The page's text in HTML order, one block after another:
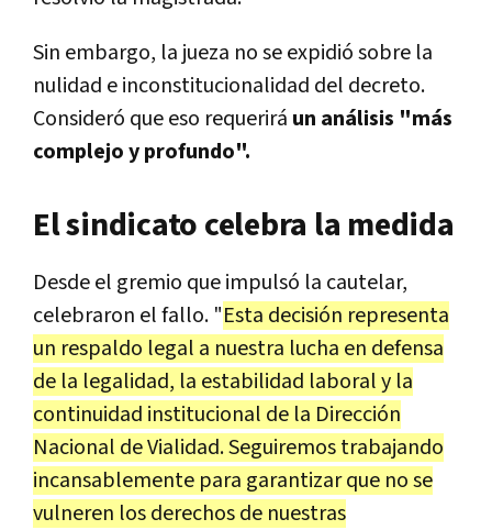
Sin embargo, la jueza no se expidió sobre la
nulidad e inconstitucionalidad del decreto.
Consideró que eso requerirá un análisis "más
complejo y profundo".
El sindicato celebra la medida
Desde el gremio que impulsó la cautelar,
celebraron el fallo. "Esta decisión representa
un respaldo legal a nuestra lucha en defensa
de la legalidad, la estabilidad laboral y la
continuidad institucional de la Dirección
Nacional de Vialidad. Seguiremos trabajando
incansablemente para garantizar que no se
vulneren los derechos de nuestras